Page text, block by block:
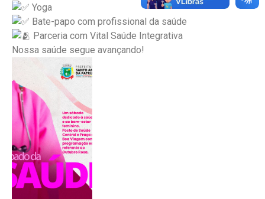
Yoga
Bate-papo com profissional da saúde
Parceria com Vital Saúde Integrativa
Nossa saúde segue avançando!